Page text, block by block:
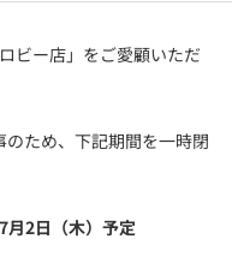
ビー店」をご愛顧いただ
ため、下記期間を一時閉
月2日（木）予定